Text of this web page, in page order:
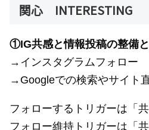
関心 INTERESTING
①IG共感と情報投稿の整備
→インスタグラムフォロー
→Googleでの検索やサイト
フォローするトリガーは「共
フォロー維持トリガーは「共